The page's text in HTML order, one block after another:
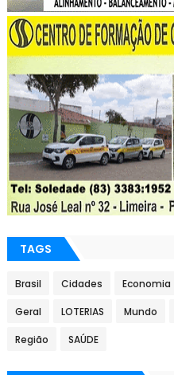
TAGS
Brasil Cidades Economia
Geral LOTERIAS Mundo
Região SAÚDE